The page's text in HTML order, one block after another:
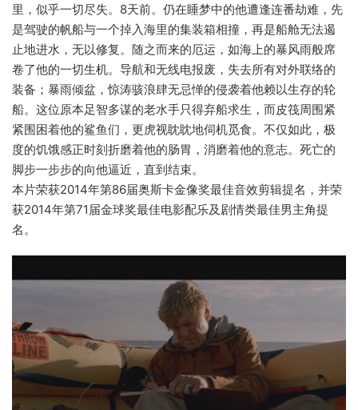
里，似乎一切尽失。8天前。仍在睡梦中的他遭逢连番劫难，先
是驾驶的帆船与一个掉入海里的集装箱相撞，再是船舱无法遏
止地进水，无以修复。随之而来的厄运，如海上的暴风雨般席
卷了他的一切生机。导航和无线电报废，失去所有对外联络的
装备；暴雨倾盆，惊涛骇浪肆无忌惮的侵袭着他赖以生存的轮
船。这位原本足智多谋的老水手只得弃船求生，而皮筏周围紧
紧围困着他的鲨鱼们，更虎视眈眈地伺机觅食。不仅如此，极
度的饥饿感正时刻折磨着他的肠胃，消磨着他的意志。死亡的
脚步一步步的向他逼近，直到结束。
本片荣获2014年第86届奥斯卡金像奖最佳音效剪辑提名，并荣
获2014年第71届金球奖最佳电影配乐及剧情类最佳男主角提
名。